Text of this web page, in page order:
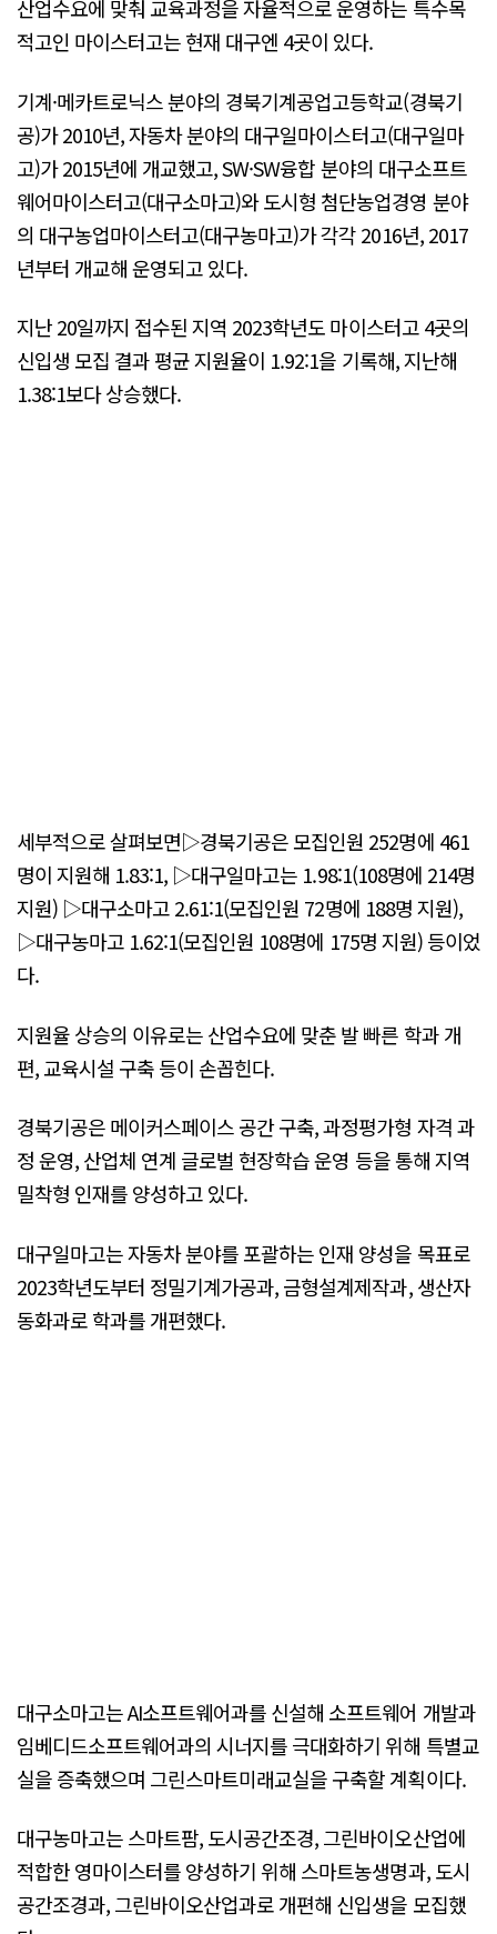
산업수요에 맞춰 교육과정을 자율적으로 운영하는 특수목
적고인 마이스터고는 현재 대구엔 4곳이 있다.
기계·메카트로닉스 분야의 경북기계공업고등학교(경북기
공)가 2010년, 자동차 분야의 대구일마이스터고(대구일마
고)가 2015년에 개교했고, SW·SW융합 분야의 대구소프트
웨어마이스터고(대구소마고)와 도시형 첨단농업경영 분야
의 대구농업마이스터고(대구농마고)가 각각 2016년, 2017
년부터 개교해 운영되고 있다.
지난 20일까지 접수된 지역 2023학년도 마이스터고 4곳의
신입생 모집 결과 평균 지원율이 1.92:1을 기록해, 지난해
1.38:1보다 상승했다.
세부적으로 살펴보면▷경북기공은 모집인원 252명에 461
명이 지원해 1.83:1, ▷대구일마고는 1.98:1(108명에 214명
지원) ▷대구소마고 2.61:1(모집인원 72명에 188명 지원),
▷대구농마고 1.62:1(모집인원 108명에 175명 지원) 등이었
다.
지원율 상승의 이유로는 산업수요에 맞춘 발 빠른 학과 개
편, 교육시설 구축 등이 손꼽힌다.
경북기공은 메이커스페이스 공간 구축, 과정평가형 자격 과
정 운영, 산업체 연계 글로벌 현장학습 운영 등을 통해 지역
밀착형 인재를 양성하고 있다.
대구일마고는 자동차 분야를 포괄하는 인재 양성을 목표로
2023학년도부터 정밀기계가공과, 금형설계제작과, 생산자
동화과로 학과를 개편했다.
대구소마고는 AI소프트웨어과를 신설해 소프트웨어 개발과
임베디드소프트웨어과의 시너지를 극대화하기 위해 특별교
실을 증축했으며 그린스마트미래교실을 구축할 계획이다.
대구농마고는 스마트팜, 도시공간조경, 그린바이오산업에
적합한 영마이스터를 양성하기 위해 스마트농생명과, 도시
공간조경과, 그린바이오산업과로 개편해 신입생을 모집했